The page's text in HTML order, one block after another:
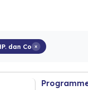
dan Co ×